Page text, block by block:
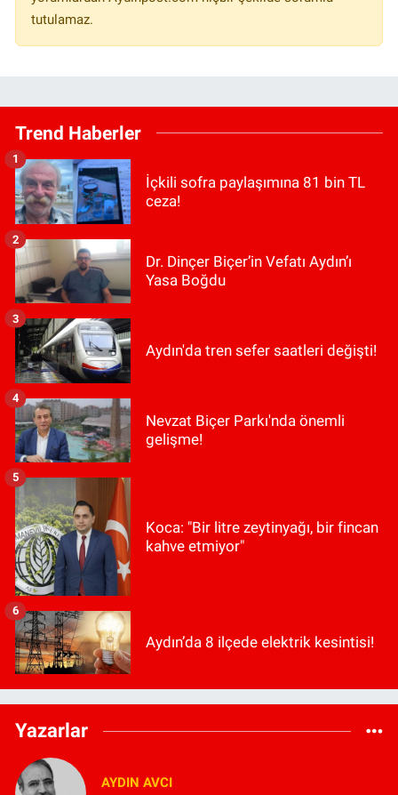
tutulamaz.
Trend Haberler
İçkili sofra paylaşımına 81 bin TL
ceza!
1
Dr. Dinçer Biçer’in Vefatı Aydın’ı
Yasa Boğdu
2
Aydın'da tren sefer saatleri değişti!
3
Nevzat Biçer Parkı'nda önemli
gelişme!
4
Koca: "Bir litre zeytinyağı, bir fincan
kahve etmiyor"
5
Aydın’da 8 ilçede elektrik kesintisi!
6
Yazarlar
AYDIN AVCI